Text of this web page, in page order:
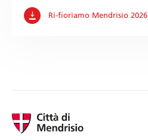
Ri-fioriamo Mendrisio 2026